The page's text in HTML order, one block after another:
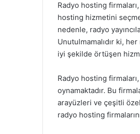
Radyo hosting
hosting hizmetini
nedenle, radyo
Unutulmamalıdır ki,
iyi şekilde örtüşen
Radyo hosting
oynamaktadır. Bu
arayüzleri ve çeşitli
radyo hosting